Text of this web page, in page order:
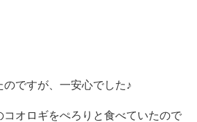
のですが、一安心でした♪
コオロギをぺろりと食べていたので